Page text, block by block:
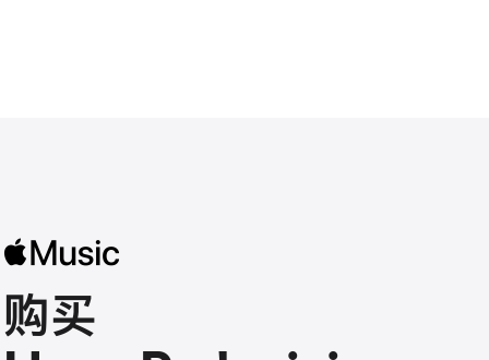
购买